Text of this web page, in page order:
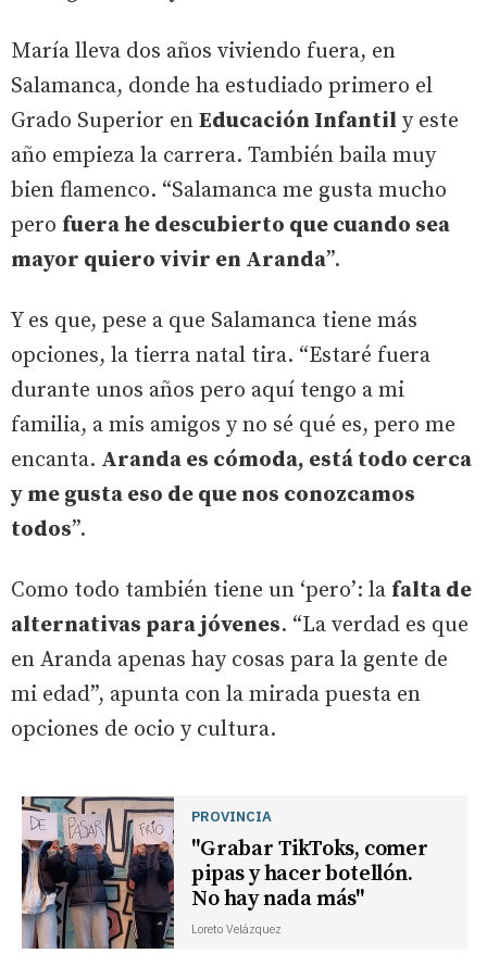
María lleva dos años viviendo fuera, en
Salamanca, donde ha estudiado primero el
Grado Superior en Educación Infantil y este
año empieza la carrera. También baila muy
bien flamenco. “Salamanca me gusta mucho
pero fuera he descubierto que cuando sea
mayor quiero vivir en Aranda”.
Y es que, pese a que Salamanca tiene más
opciones, la tierra natal tira. “Estaré fuera
durante unos años pero aquí tengo a mi
familia, a mis amigos y no sé qué es, pero me
encanta. Aranda es cómoda, está todo cerca
y me gusta eso de que nos conozcamos
todos”.
Como todo también tiene un ‘pero’: la falta de
alternativas para jóvenes. “La verdad es que
en Aranda apenas hay cosas para la gente de
mi edad”, apunta con la mirada puesta en
opciones de ocio y cultura.
PROVINCIA
"Grabar TikToks, comer
pipas y hacer botellón.
No hay nada más"
Loreto Velázquez